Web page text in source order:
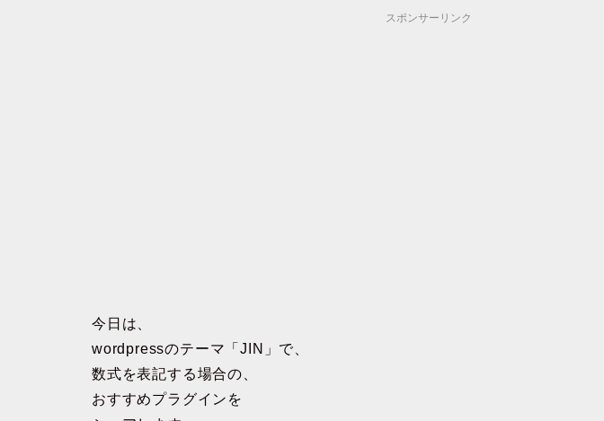
スポンサーリンク
今日は、
wordpressのテーマ「JIN」で、
数式を表記する場合の、
おすすめプラグインを